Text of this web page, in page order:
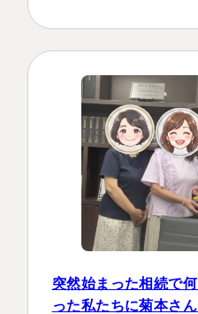
ラティス青山スクエア2階
Access
い！！と、私も思わず「お
突然始まった相続で
った私たちに菊本さ